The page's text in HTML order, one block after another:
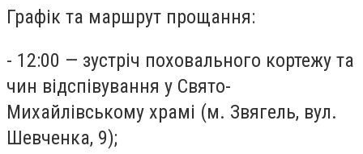
Графік та маршрут прощання:
- 12:00 — зустріч поховального кортежу та
чин відспівування у Свято-
Михайлівському храмі (м. Звягель, вул.
Шевченка, 9);